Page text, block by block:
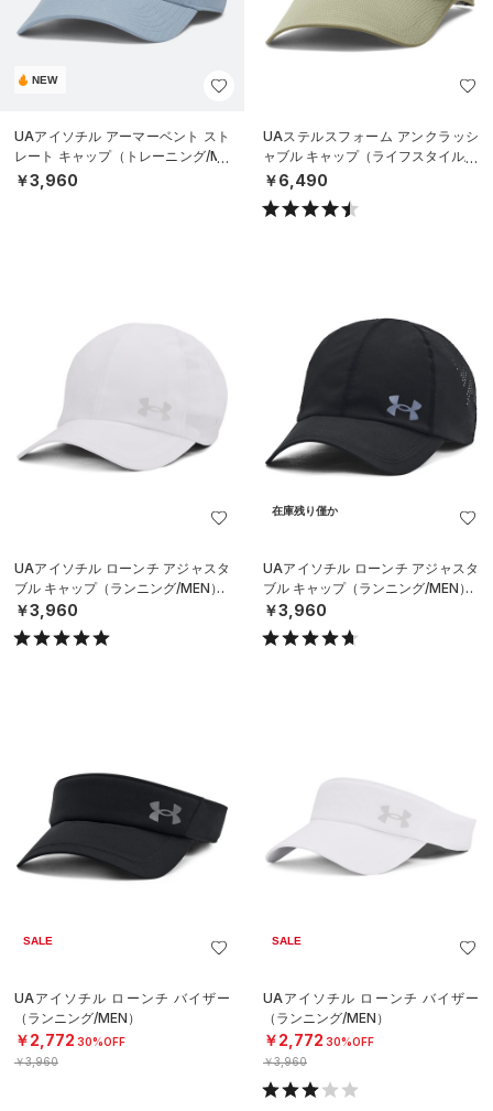
NEW
UAアイソチル アーマーベント スト
レート キャップ（トレーニング/ME
N）
￥3,960
UAステルスフォーム アンクラッシ
ャブル キャップ（ライフスタイル/U
NISEX）
￥6,490
UAアイソチル ローンチ アジャスタ
ブル キャップ（ランニング/MEN）
￥3,960
在庫残り僅か
UAアイソチル ローンチ アジャスタ
ブル キャップ（ランニング/MEN）
￥3,960
SALE
UAアイソチル ローンチ バイザー
（ランニング/MEN）
￥2,772 30%OFF
￥3,960
SALE
UAアイソチル ローンチ バイザー
（ランニング/MEN）
￥2,772 30%OFF
￥3,960